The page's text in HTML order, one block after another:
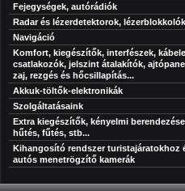
Fejegységek, autórádiók
Radar és lézerdetektorok, lézerblokkolók
Navigáció
Komfort, kiegészítők, interfészek,
csatlakozók, jelszint átalakítók,
zaj, rezgés és hőcsillapítás...
Akkuk-töltők-elektronikák
Szolgáltatásaink
Extra kiegészítők, kényelmi
hűtés, fűtés, stb...
Kihangosító rendszer turistajáratokhoz
autós menetrögzítő kamerák